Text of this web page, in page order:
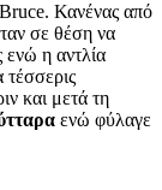
Κανένας από
σε θέση να
ενώ η αντλία
τέσσερις
και μετά τη
ενώ φύλαγε